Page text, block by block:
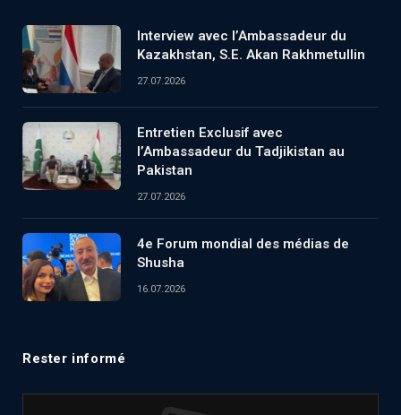
Interview avec l’Ambassadeur du
Kazakhstan, S.E. Akan Rakhmetullin
27.07.2026
Entretien Exclusif avec
l’Ambassadeur du Tadjikistan au
Pakistan
27.07.2026
4e Forum mondial des médias de
Shusha
16.07.2026
Rester informé